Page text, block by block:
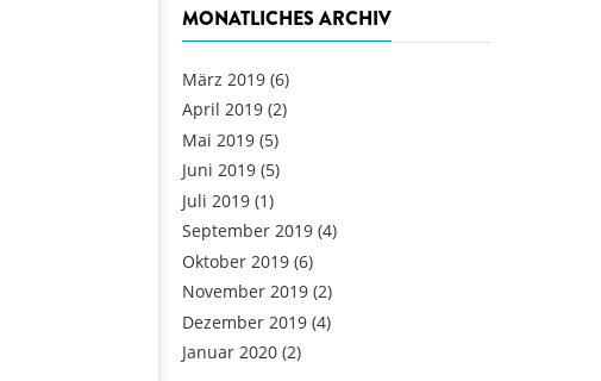
MONATLICHES ARCHIV
März 2019 (6)
April 2019 (2)
Mai 2019 (5)
Juni 2019 (5)
Juli 2019 (1)
September 2019 (4)
Oktober 2019 (6)
November 2019 (2)
Dezember 2019 (4)
Januar 2020 (2)